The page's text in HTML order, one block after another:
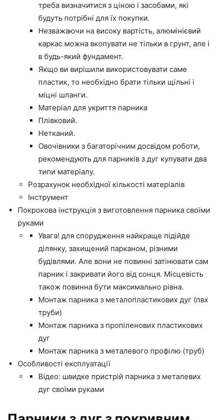
треба визначитися з ціною і засобами, які
будуть потрібні для їх покупки.
Незважаючи на високу вартість, алюмінієвий
каркас можна вкопувати не тільки в грунт, але і
в будь-який фундамент.
Якщо ви вирішили використовувати саме
пластик, то необхідно брати тільки щільні і
міцні шланги.
Матеріал для укриття парника
Плівковий.
Нетканий.
Овочівники з багаторічним досвідом роботи,
рекомендують для парників з дуг купувати два
типи матеріалу.
Розрахунок необхідної кількості матеріалів
Інструмент
Покрокова інструкція з виготовлення парника своїми
руками
Увага! для спорудження найкраще підійде
ділянку, захищений парканом, різними
будівлями. Але вони не повинні затінювати сам
парник і закривати його від сонця. Місцевість
також повинна бути максимально рівна.
Монтаж парника з металопластикових дуг (пвх
труби)
Монтаж парника з пропіленових пластикових
дуг
Монтаж парника з металевого профілю (труб)
Особливості експлуатації
Відео: швидке пристрій парника з металевих
дуг своїми руками